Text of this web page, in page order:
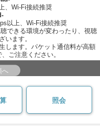
、Wi-Fi接続推奨
以上、Wi-Fi接続推奨
できる環境が変わったり、視聴
います。
します。パケット通信料が高額
ご注意ください。
へ
照会